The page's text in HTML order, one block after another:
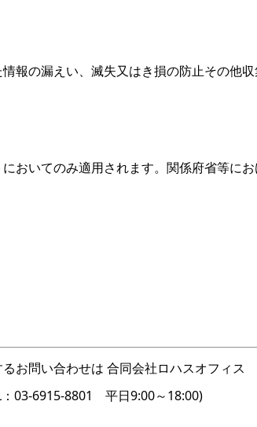
報の漏えい、滅失又はき損の防止その他
おいてのみ適用されます。関係府省等に
お問い合わせは 合同会社ロハスオフィス
：03-6915-8801 平日9:00～18:00)